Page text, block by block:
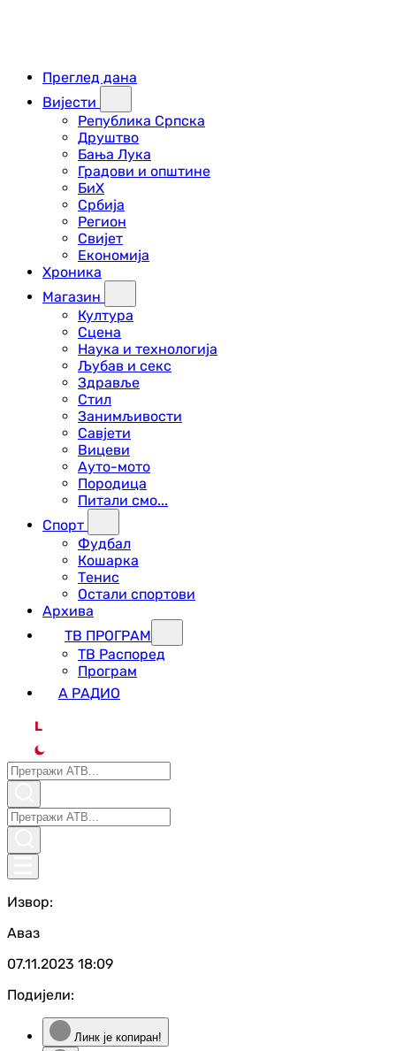
Преглед дана
Вијести
Република Српска
Друштво
Бања Лука
Градови и општине
БиХ
Србија
Регион
Свијет
Економија
Хроника
Магазин
Култура
Сцена
Наука и технологија
Љубав и секс
Здравље
Стил
Занимљивости
Савјети
Вицеви
Ауто-мото
Породица
Питали смо...
Спорт
Фудбал
Кошарка
Тенис
Остали спортови
Архива
ТВ ПРОГРАМ
ТВ Распоред
Програм
А РАДИО
L
Извор:
Аваз
07.11.2023 18:09
Подијели:
Линк је копиран!